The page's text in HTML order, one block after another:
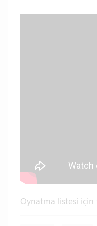
Oynatma listesi için